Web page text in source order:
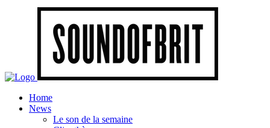
Home
News
Le son de la semaine